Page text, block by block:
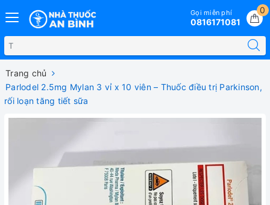
0
Gọi miễn phí
0816171081
Trang chủ
Parlodel 2.5mg Mylan 3 vỉ x 10 viên – Thuốc điều trị Parkinson,
rối loạn tăng tiết sữa